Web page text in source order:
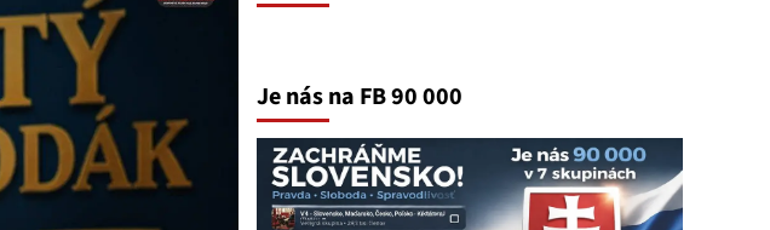
Je nás na FB 90 000